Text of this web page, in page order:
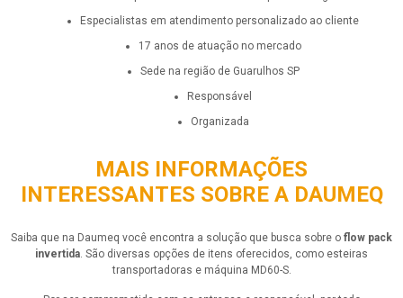
especialistas em atendimento personalizado ao cliente
17 anos de atuação no mercado
sede na região de Guarulhos SP
responsável
organizada
MAIS INFORMAÇÕES
INTERESSANTES SOBRE A DAUMEQ
Saiba que na Daumeq você encontra a solução que busca sobre o flow pack
invertida. São diversas opções de itens oferecidos, como esteiras
transportadoras e máquina MD60-S.